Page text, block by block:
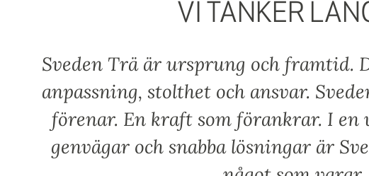
VI TÄNKER
Sveden Trä är ursprung och framtid.
anpassning, stolthet och ansvar.
förenar. En kraft som förankrar. I en
genvägar och snabba lösningar är